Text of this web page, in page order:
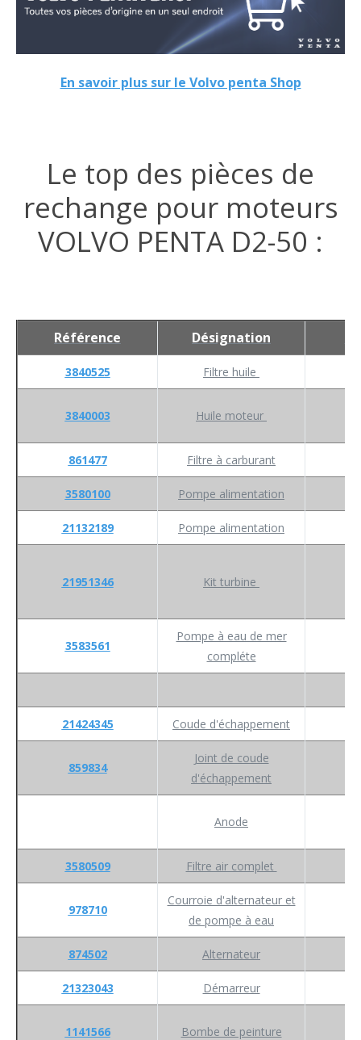
En savoir plus sur le Volvo penta Shop
Le top des pièces de
rechange pour moteurs
VOLVO PENTA D2-50 :
Référence Désignation
3840525 Filtre huile
3840003 Huile moteur
861477 Filtre à carburant
3580100 Pompe alimentation
21132189 Pompe alimentation
21951346 Kit turbine
3583561
Pompe à eau de mer
compléte
21424345 Coude d'échappement
859834
Joint de coude
d'échappement
Anode
3580509 Filtre air complet
978710
Courroie d'alternateur et
de pompe à eau
874502 Alternateur
21323043 Démarreur
1141566 Bombe de peinture